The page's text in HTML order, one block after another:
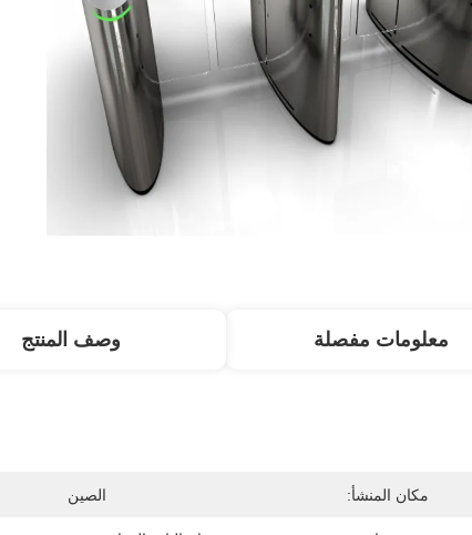
معلومات مفصلة وصف المنتج
مكان المنشأ: الصين